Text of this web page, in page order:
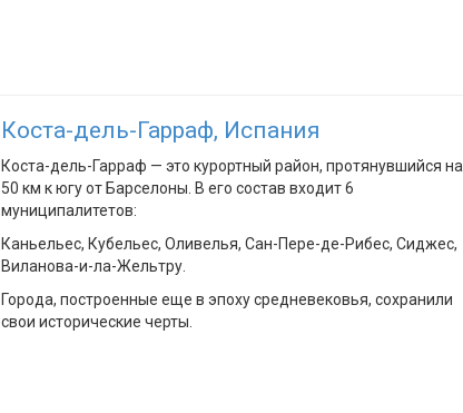
Коста-дель-Гарраф, Испания
Коста-дель-Гарраф — это курортный район, протянувшийся на
50 км к югу от Барселоны. В его состав входит 6
муниципалитетов:
Каньельес, Кубельес, Оливелья, Сан-Пере-де-Рибес, Сиджес,
Виланова-и-ла-Жельтру.
Города, построенные еще в эпоху средневековья, сохранили
свои исторические черты.